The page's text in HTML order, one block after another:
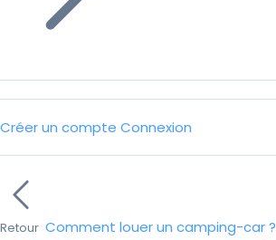
Créer un compte Connexion
Retour Comment louer un camping-car ?